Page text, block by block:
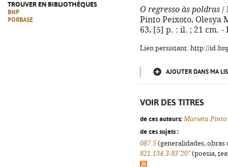
TROUVER EN BIBLIOTHÈQUES
BNP
PORBASE
O regresso às poldras /
Pinto Peixoto, Olesya
63, [5] p. : il. ; 21 cm. -
Lien persistant: http://
AJOUTER DANS MA
VOIR DES TITRES
de ces auteurs: Marieta Pinto
de ces sujets :
087.5 (generalidades,
821.134.3-93"20"(poesia,